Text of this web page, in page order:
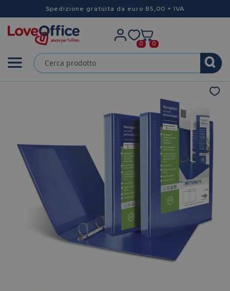
Spedizione gratuita da euro 85,00 + IVA
0 0